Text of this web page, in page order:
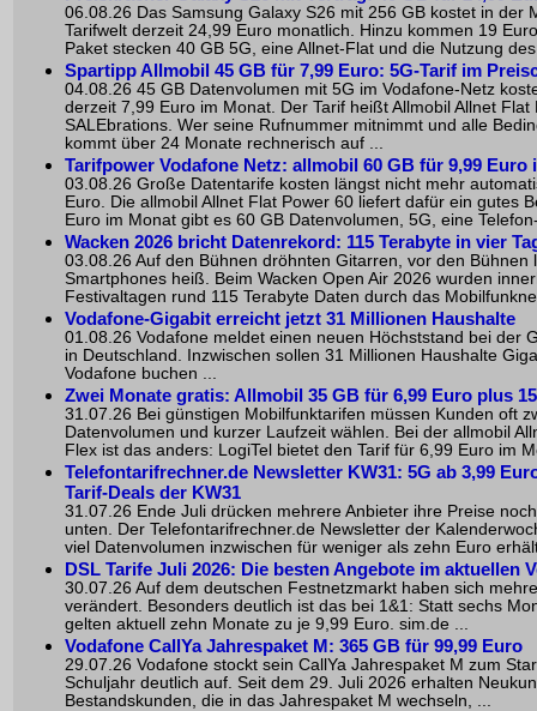
06.08.26 Das Samsung Galaxy S26 mit 256 GB kostet in der
Tarifwelt derzeit 24,99 Euro monatlich. Hinzu kommen 19
Paket stecken 40 GB 5G, eine Allnet-Flat und die Nutzung
Spartipp Allmobil 45 GB für 7,99 Euro: 5G-Tarif im
04.08.26 45 GB Datenvolumen mit 5G im Vodafone-Netz
derzeit 7,99 Euro im Monat. Der Tarif heißt Allmobil Allnet Flat
SALEbrations. Wer seine Rufnummer mitnimmt und alle
kommt über 24 Monate rechnerisch auf ...
Tarifpower Vodafone Netz: allmobil 60 GB für 9,99 Euro
03.08.26 Große Datentarife kosten längst nicht mehr
Euro. Die allmobil Allnet Flat Power 60 liefert dafür ein gutes
Euro im Monat gibt es 60 GB Datenvolumen, 5G, eine
Wacken 2026 bricht Datenrekord: 115 Terabyte in vier
03.08.26 Auf den Bühnen dröhnten Gitarren, vor den Bühnen
Smartphones heiß. Beim Wacken Open Air 2026 wurden
Festivaltagen rund 115 Terabyte Daten durch das
Vodafone-Gigabit erreicht jetzt 31 Millionen Haushalte
01.08.26 Vodafone meldet einen neuen Höchststand bei der
in Deutschland. Inzwischen sollen 31 Millionen Haushalte
Vodafone buchen ...
Zwei Monate gratis: Allmobil 35 GB für 6,99 Euro plus
31.07.26 Bei günstigen Mobilfunktarifen müssen Kunden oft
Datenvolumen und kurzer Laufzeit wählen. Bei der allmobil
Flex ist das anders: LogiTel bietet den Tarif für 6,99 Euro im
Telefontarifrechner.de Newsletter KW31: 5G ab 3,99
Tarif-Deals der KW31
31.07.26 Ende Juli drücken mehrere Anbieter ihre Preise
unten. Der Telefontarifrechner.de Newsletter der
viel Datenvolumen inzwischen für weniger als zehn Euro
DSL Tarife Juli 2026: Die besten Angebote im aktuellen
30.07.26 Auf dem deutschen Festnetzmarkt haben sich
verändert. Besonders deutlich ist das bei 1&1: Statt sechs
gelten aktuell zehn Monate zu je 9,99 Euro. sim.de ...
Vodafone CallYa Jahrespaket M: 365 GB für 99,99 Euro
29.07.26 Vodafone stockt sein CallYa Jahrespaket M zum
Schuljahr deutlich auf. Seit dem 29. Juli 2026 erhalten
Bestandskunden, die in das Jahrespaket M wechseln, ...